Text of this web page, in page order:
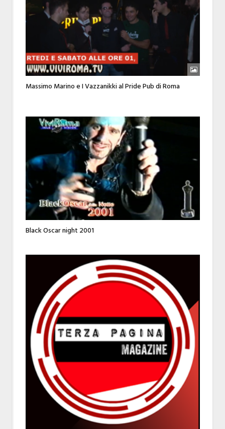
Massimo Marino e I Vazzanikki al Pride Pub di Roma
Black Oscar night 2001